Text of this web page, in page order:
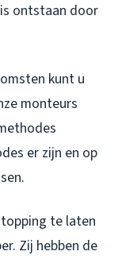
ontstaan door
kunt u
monteurs
er zijn en op
te laten
Zij hebben de